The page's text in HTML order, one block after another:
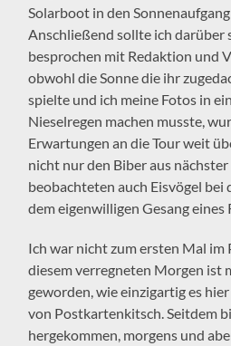
Solarboot in den
Anschließend sollte ich darüber
besprochen mit Redaktion und
obwohl die Sonne die ihr
spielte und ich meine Fotos in
Nieselregen machen musste,
Erwartungen an die Tour weit
nicht nur den Biber aus
beobachteten auch Eisvögel bei
dem eigenwilligen Gesang eines
Ich war nicht zum ersten Mal im
diesem verregneten Morgen ist
geworden, wie einzigartig es
von Postkartenkitsch. Seitdem
hergekommen, morgens und